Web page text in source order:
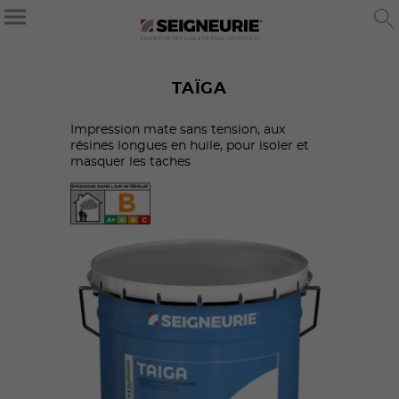
TAÏGA
Impression mate sans tension, aux
résines longues en huile, pour isoler et
masquer les taches